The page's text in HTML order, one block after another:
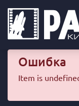
Ошибка
Item is